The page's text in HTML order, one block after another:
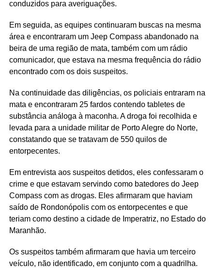
conduzidos para averiguações.
Em seguida, as equipes continuaram buscas na mesma
área e encontraram um Jeep Compass abandonado na
beira de uma região de mata, também com um rádio
comunicador, que estava na mesma frequência do rádio
encontrado com os dois suspeitos.
Na continuidade das diligências, os policiais entraram na
mata e encontraram 25 fardos contendo tabletes de
substância análoga à maconha. A droga foi recolhida e
levada para a unidade militar de Porto Alegre do Norte,
constatando que se tratavam de 550 quilos de
entorpecentes.
Em entrevista aos suspeitos detidos, eles confessaram o
crime e que estavam servindo como batedores do Jeep
Compass com as drogas. Eles afirmaram que haviam
saído de Rondonópolis com os entorpecentes e que
teriam como destino a cidade de Imperatriz, no Estado do
Maranhão.
Os suspeitos também afirmaram que havia um terceiro
veículo, não identificado, em conjunto com a quadrilha.